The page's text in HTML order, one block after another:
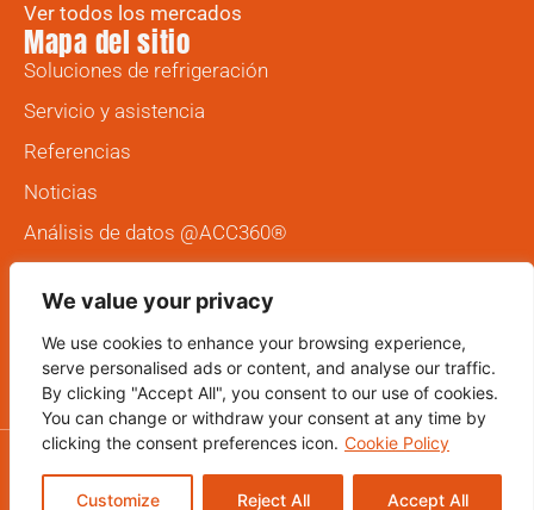
We value your privacy
We use cookies to enhance your browsing experience,
serve personalised ads or content, and analyse our traffic.
By clicking "Accept All", you consent to our use of cookies.
You can change or withdraw your consent at any time by
clicking the consent preferences icon. Cookie Policy
Customize Reject All Accept All
Ver todos los mercados
Mapa del sitio
Soluciones de refrigeración
Servicio y asistencia
Referencias
Noticias
Análisis de datos @ACC360®
Patentes
Contacto
© 2026 SPG Dry Cooling. Todos los derechos reservados.
Política de privacidad
Política de cookies